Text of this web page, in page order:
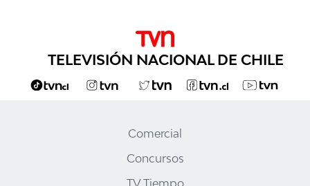
TELEVISIÓN NACIONAL DE CHILE
Comercial
Concursos
TV Tiempo